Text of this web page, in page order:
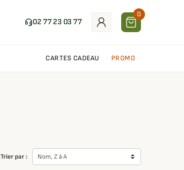
02 77 23 03 77
0
CARTES CADEAU PROMO
Trier par : Nom, Z à A